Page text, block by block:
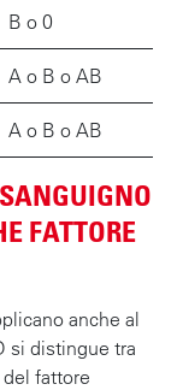
B o 0
A o B o AB
A o B o AB
FATTORE
anche al
si distingue tra
fattore